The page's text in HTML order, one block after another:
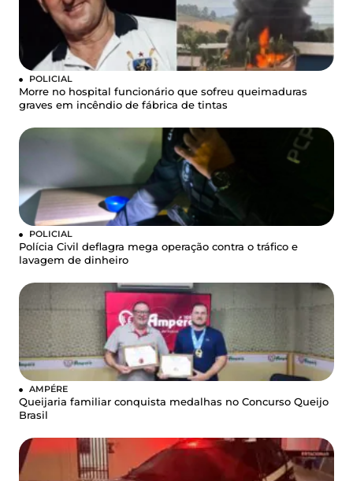
POLICIAL
Morre no hospital funcionário que sofreu queimaduras
graves em incêndio de fábrica de tintas
POLICIAL
Polícia Civil deflagra mega operação contra o tráfico e
lavagem de dinheiro
AMPÉRE
Queijaria familiar conquista medalhas no Concurso Queijo
Brasil